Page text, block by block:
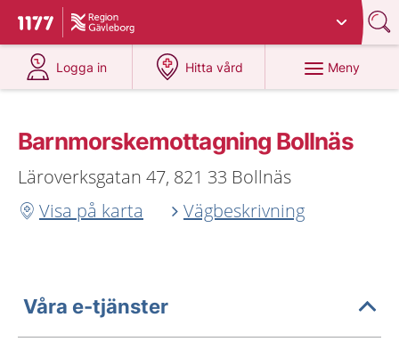
Till startsidan för 1177
Du har valt region
Logga in
på 1177.se
Hitta vård
på 1177.se
Meny
Barnmorskemottagning Bollnäs
Läroverksgatan 47, 821 33 Bollnäs
Visa på karta
Vägbeskrivning
Våra e-tjänster